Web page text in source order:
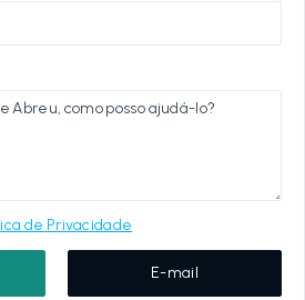
de Privacidade
E-mail